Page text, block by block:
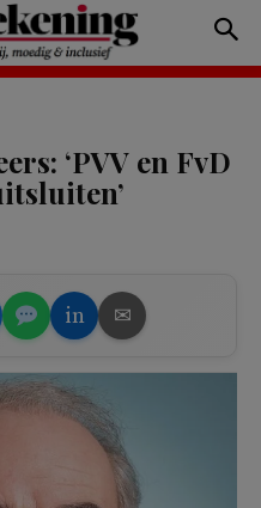
‘PVV en FvD
in ✉